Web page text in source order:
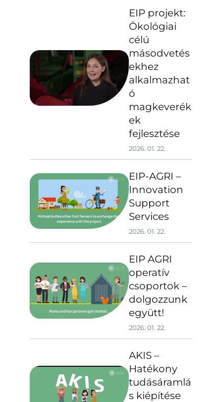
EIP projekt:
Ökológiai
célú
másodvetés
ekhez
alkalmazhat
ó
magkeverék
ek
fejlesztése
2026. 01. 22.
EIP-AGRI –
Innovation
Support
Services
2026. 01. 22.
EIP AGRI
operatív
csoportok –
dolgozzunk
együtt!
2026. 01. 22.
AKIS –
Hatékony
tudásáramlá
s kiépítése